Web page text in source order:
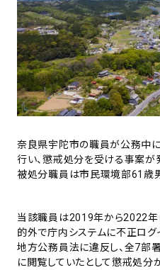
奈良県宇陀市の職員が公務中
行い、懲戒処分を受ける事案が
被処分職員は市民環境部61歳
当該職員は2019年から2022年
的外で庁内システムに不正ログ
地方公務員法に違反し、全7部
に閲覧していたとして懲戒処分